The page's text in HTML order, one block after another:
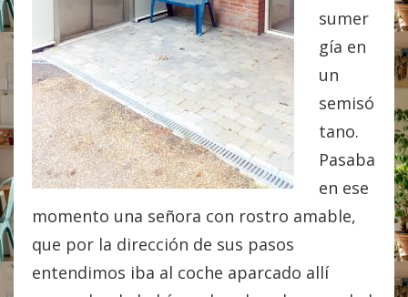
sumer
gía en
un
semisó
tano.
Pasaba
en ese
momento una señora con rostro amable,
que por la dirección de sus pasos
entendimos iba al coche aparcado allí